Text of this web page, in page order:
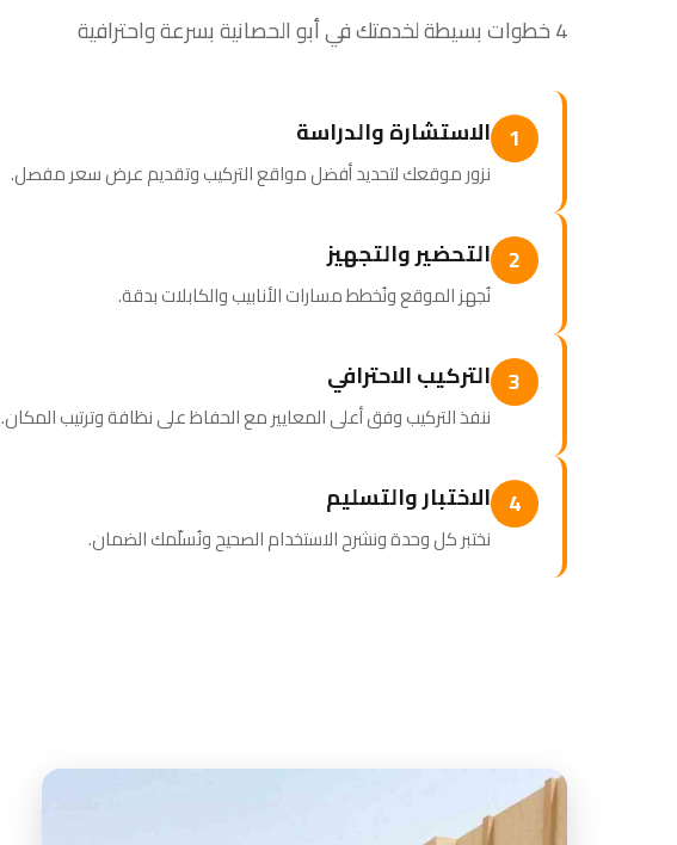
4 خطوات بسيطة لخدمتك في أبو الحصانية بسرعة واحترافية
1 الاستشارة والدراسة
نزور موقعك لتحديد أفضل مواقع التركيب وتقديم عرض سعر مفصل.
2 التحضير والتجهيز
نُجهز الموقع ونُخطط مسارات الأنابيب والكابلات بدقة.
3 التركيب الاحترافي
ننفذ التركيب وفق أعلى المعايير مع الحفاظ على نظافة وترتيب المكان.
4 الاختبار والتسليم
نختبر كل وحدة ونشرح الاستخدام الصحيح ونُسلّمك الضمان.